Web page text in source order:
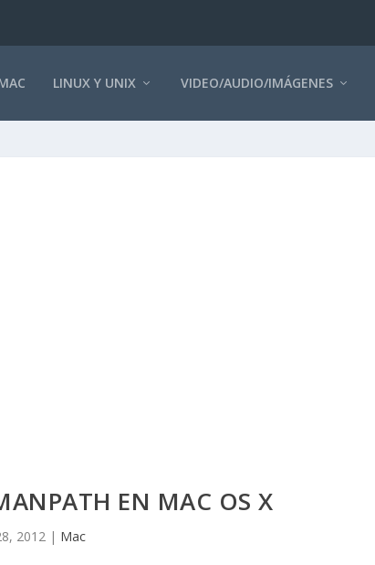
LINUX Y UNIX VIDEO/AUDIO/IMÁGENES
EN MAC OS X
2012| Mac